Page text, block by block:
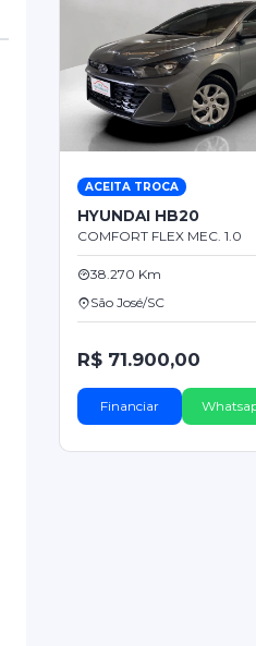
ACEITA TROCA
HYUNDAI HB20
COMFORT FLEX MEC. 1.0
38.270 Km
São José/SC
R$ 71.900,00
Financiar